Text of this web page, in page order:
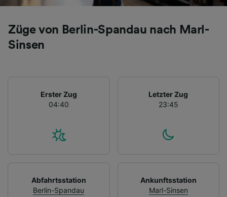
Züge von Berlin-Spandau nach Marl-
Sinsen
Erster Zug
04:40
Letzter Zug
23:45
Abfahrtsstation
Berlin-Spandau
Ankunftsstation
Marl-Sinsen